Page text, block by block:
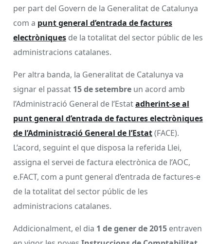
per part del Govern de la Generalitat de Catalunya
com a punt general d’entrada de factures
electròniques de la totalitat del sector públic de les
administracions catalanes.
Per altra banda, la Generalitat de Catalunya va
signar el passat 15 de setembre un acord amb
l’Administració General de l’Estatadherint-se al
punt general d’entrada de factures electròniques
de l’Administració General de l’Estat(FACE).
L’acord, seguint el que disposa la referida Llei,
assigna el servei de factura electrònica de l’AOC,
e.FACT, com a punt general d’entrada de factures-e
de la totalitat del sector públic de les
administracions catalanes.
Addicionalment, el dia 1 de gener de 2015 entraven